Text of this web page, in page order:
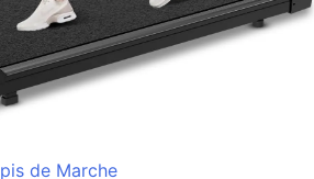
de Marche